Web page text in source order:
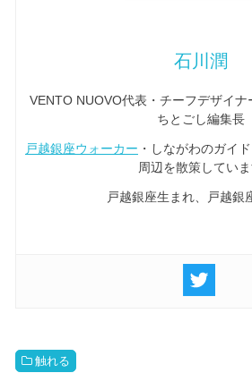
石川潤
VENTO NUOVO代表・チーフデザイ
ちとごし編集長
戸越銀座ウォーカー ・しながわのガイ
周辺を散策してい
戸越銀座生まれ、戸越銀
触れる